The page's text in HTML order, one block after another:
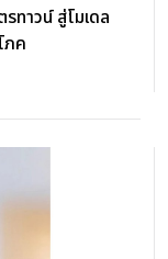
ทาวน์ สู่โมเดล
ภค